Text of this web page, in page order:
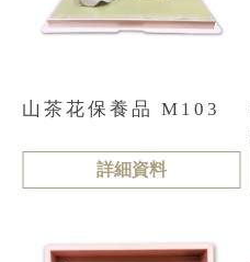
山茶花保養品 M103
詳細資料